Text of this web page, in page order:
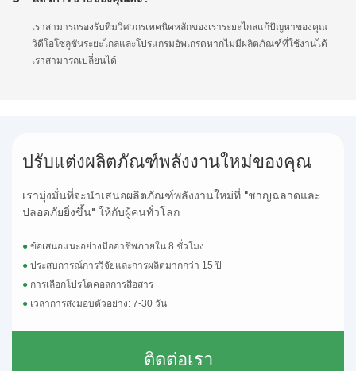
เราสามารถรองรับทีมวิศวกรเทคนิคหลักของเราระยะไกลแก้ปัญหาของคุณ
วิดีโอโซลูชันระยะไกลและโปรแกรมอัพเกรดหากไม่มีผลิตภัณฑ์ที่ใช้งานได้
เราสามารถเปลี่ยนได้
ปรับแต่งผลิตภัณฑ์พลังงานใหม่ของคุณ
เรามุ่งมั่นที่จะนำเสนอผลิตภัณฑ์พลังงานใหม่ที่ "ชาญฉลาดและ
ปลอดภัยยิ่งขึ้น" ให้กับผู้คนทั่วโลก
●ข้อเสนอแนะอย่างมืออาชีพภายใน 8 ชั่วโมง
●ประสบการณ์การวิจัยและการผลิตมากกว่า 15 ปี
● การเลือกโปรโตคอลการสื่อสาร
● เวลาการส่งมอบตัวอย่าง: 7-30 วัน
ติดต่อเรา